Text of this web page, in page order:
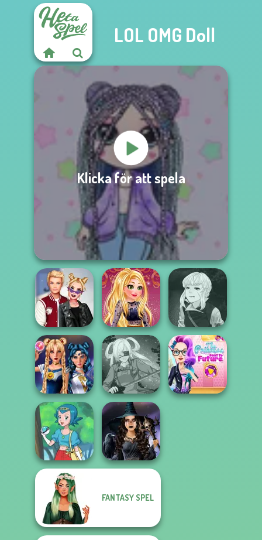
LOL OMG Doll
Klicka för att spela
Kiss, Marry, Hate
Challenge
Online Selfie
Stories
Manga Creator
Vampire Hunter
P...
Sailor Moon And
Friends Cosmic...
SNK Cosplayer
Pokegirl
Mystic Coven The
FANTASY SPEL